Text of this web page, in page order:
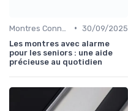
• 30/09/2025
Les montres avec alarme
pour les seniors : une aide
précieuse au quotidien